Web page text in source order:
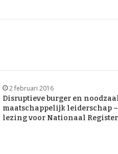
2 februari 2016
Disruptieve burger en
maatschappelijk leiderschap –
lezing voor Nationaal Register